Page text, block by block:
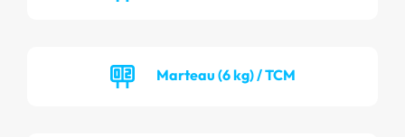
Marteau (6 kg) / TCM